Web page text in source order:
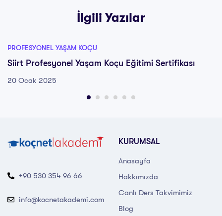
İlgili Yazılar
PROFESYONEL YAŞAM KOÇU
Siirt Profesyonel Yaşam Koçu Eğitimi Sertifikası
20 Ocak 2025
+90 530 354 96 66
info@kocnetakademi.com
KURUMSAL
Anasayfa
Hakkımızda
Canlı Ders Takvimimiz
Blog